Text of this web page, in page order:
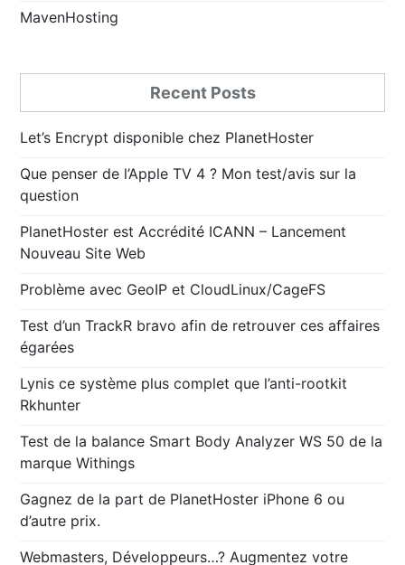
MavenHosting
Recent Posts
Let’s Encrypt disponible chez PlanetHoster
Que penser de l’Apple TV 4 ? Mon test/avis sur la
question
PlanetHoster est Accrédité ICANN – Lancement
Nouveau Site Web
Problème avec GeoIP et CloudLinux/CageFS
Test d’un TrackR bravo afin de retrouver ces affaires
égarées
Lynis ce système plus complet que l’anti-rootkit
Rkhunter
Test de la balance Smart Body Analyzer WS 50 de la
marque Withings
Gagnez de la part de PlanetHoster iPhone 6 ou
d’autre prix.
Webmasters, Développeurs…? Augmentez votre